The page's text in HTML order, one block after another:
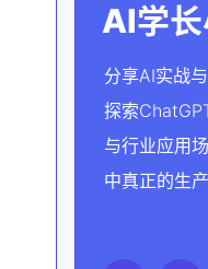
AI学
分享AI实战
探索
与行业应用
中真正的生产